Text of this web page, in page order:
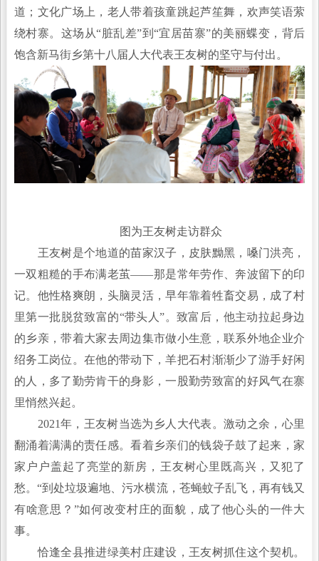
道；文化广场上，老人带着孩童跳起芦笙舞，欢声笑语萦
绕村寨。这场从“脏乱差”到“宜居苗寨”的美丽蝶变，背后
饱含新马街乡第十八届人大代表王友树的坚守与付出。
图为王友树走访群众
王友树是个地道的苗家汉子，皮肤黝黑，嗓门洪亮，
一双粗糙的手布满老茧——那是常年劳作、奔波留下的印
记。他性格爽朗，头脑灵活，早年靠着牲畜交易，成了村
里第一批脱贫致富的“带头人”。致富后，他主动拉起身边
的乡亲，带着大家去周边集市做小生意，联系外地企业介
绍务工岗位。在他的带动下，羊把石村渐渐少了游手好闲
的人，多了勤劳肯干的身影，一股勤劳致富的好风气在寨
里悄然兴起。
2021年，王友树当选为乡人大代表。激动之余，心里
翻涌着满满的责任感。看着乡亲们的钱袋子鼓了起来，家
家户户盖起了亮堂的新房，王友树心里既高兴，又犯了
愁。“到处垃圾遍地、污水横流，苍蝇蚊子乱飞，再有钱又
有啥意思？”如何改变村庄的面貌，成了他心头的一件大
事。
恰逢全县推进绿美村庄建设，王友树抓住这个契机。